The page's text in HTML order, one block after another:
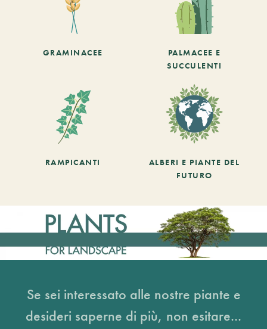
GRAMINACEE
PALMACEE E
SUCCULENTI
RAMPICANTI
ALBERI E PIANTE DEL
FUTURO
Se sei interessato alle nostre piante e
desideri saperne di più, non esitare...